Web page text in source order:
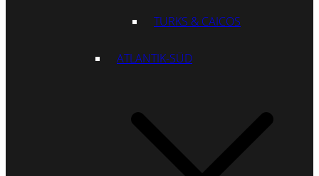
TURKS & CAICOS
ATLANTIK-SÜD